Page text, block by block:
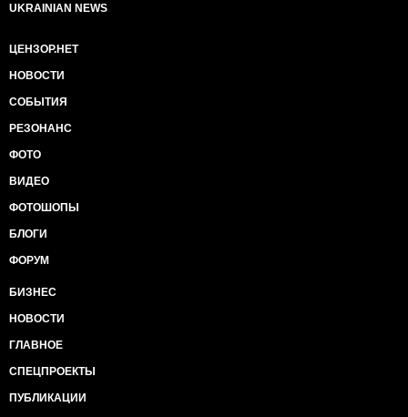
UKRAINIAN NEWS
ЦЕНЗОР.НЕТ
НОВОСТИ
СОБЫТИЯ
РЕЗОНАНС
ФОТО
ВИДЕО
ФОТОШОПЫ
БЛОГИ
ФОРУМ
БИЗНЕС
НОВОСТИ
ГЛАВНОЕ
СПЕЦПРОЕКТЫ
ПУБЛИКАЦИИ